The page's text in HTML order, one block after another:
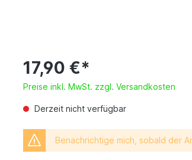
17,90 €*
Preise inkl. MwSt. zzgl. Versandkosten
Derzeit nicht verfügbar
Benachrichtige mich, sobald der